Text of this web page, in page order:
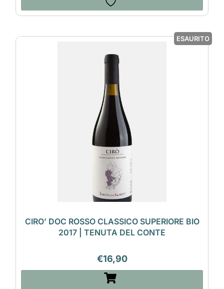
ESAURITO
CIRO’ DOC ROSSO CLASSICO SUPERIORE BIO
2017 | TENUTA DEL CONTE
€16,90